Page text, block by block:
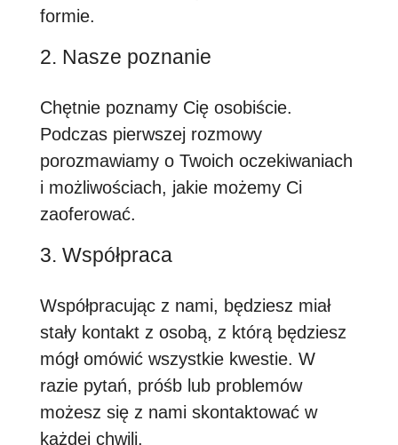
formie.
2. Nasze poznanie
Chętnie poznamy Cię osobiście.
Podczas pierwszej rozmowy
porozmawiamy o Twoich oczekiwaniach
i możliwościach, jakie możemy Ci
zaoferować.
3. Współpraca
Współpracując z nami, będziesz miał
stały kontakt z osobą, z którą będziesz
mógł omówić wszystkie kwestie. W
razie pytań, próśb lub problemów
możesz się z nami skontaktować w
każdej chwili.